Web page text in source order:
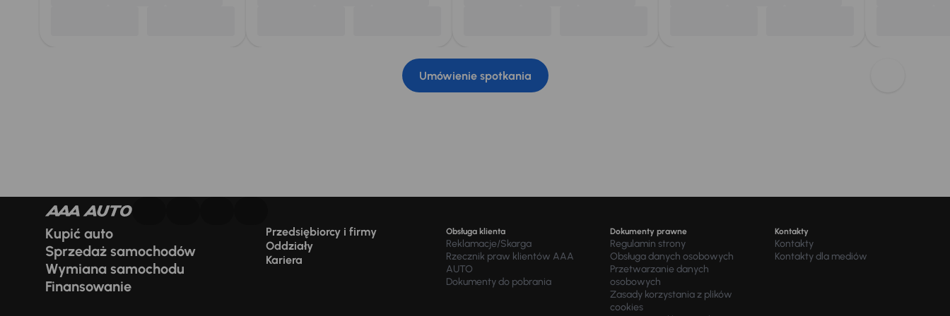
Umówienie spotkania
Kupić auto
Sprzedaż samochodów
Wymiana samochodu
Finansowanie
Przedsiębiorcy i firmy
Oddziały
Kariera
Obsługa klienta
Reklamacje/Skarga
Rzecznik praw klientów AAA
AUTO
Dokumenty do pobrania
Dokumenty prawne
Regulamin strony
Obsługa danych osobowych
Przetwarzanie danych
osobowych
Zasady korzystania z plików
cookies
Kontakty
Kontakty
Kontakty dla mediów